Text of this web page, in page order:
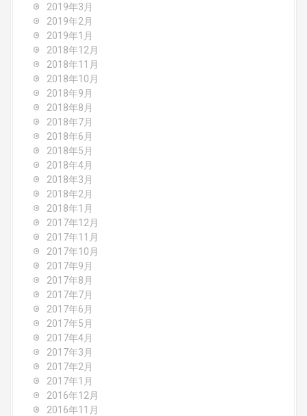
2019年3月
2019年2月
2019年1月
2018年12月
2018年11月
2018年10月
2018年9月
2018年8月
2018年7月
2018年6月
2018年5月
2018年4月
2018年3月
2018年2月
2018年1月
2017年12月
2017年11月
2017年10月
2017年9月
2017年8月
2017年7月
2017年6月
2017年5月
2017年4月
2017年3月
2017年2月
2017年1月
2016年12月
2016年11月